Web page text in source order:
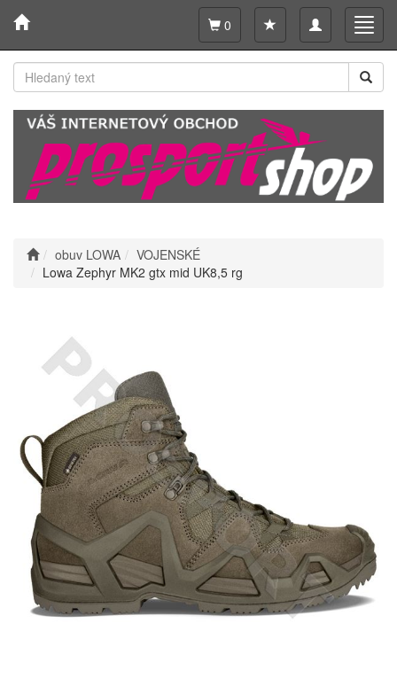
Toggle
navigation
0
obuv LOWA
VOJENSKÉ
Lowa Zephyr MK2 gtx mid UK8,5 rg